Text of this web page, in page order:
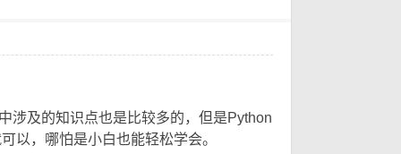
及的知识点也是比较多的，但是Python
以，哪怕是小白也能轻松学会。